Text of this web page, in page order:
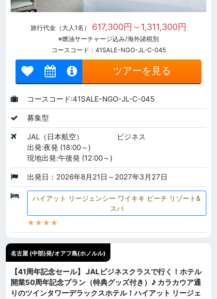
旅行代金（大人1名） 617,300円～1,311,300円
※燃油サーチャージ込み/海外諸税別
コースコード：41SALE-NGO-JL-C-045
ツアーを見る
コースコード:41SALE-NGO-JL-C-045
募集型
JAL（日本航空）
ビジネス
出発:夜発 (18:00～)
現地出発:午後発 (12:00～)
出発日：2026年8月21日～2027年3月27日
ハイアット リージェンシー ワイキキ ビーチ リゾート&
スパ
★★★★
名古屋 (中部)発/オアフ島(ホノルル)
【41周年記念セール】 JALビジネスクラスで行く！ホテル
開業50周年記念プラン（特典グッズ付き）♪ カラカウア通
りのツインタワーデラックスホテル！ハイアット リージェ